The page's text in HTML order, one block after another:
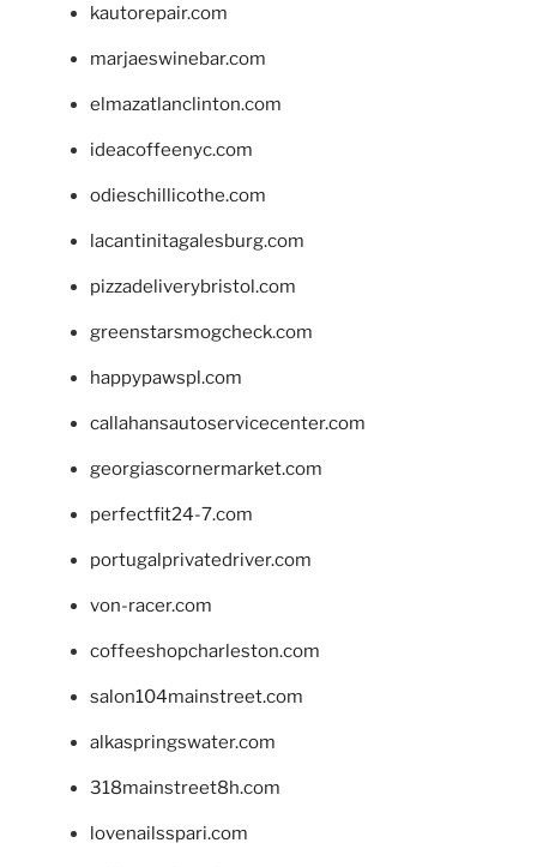
kautorepair.com
marjaeswinebar.com
elmazatlanclinton.com
ideacoffeenyc.com
odieschillicothe.com
lacantinitagalesburg.com
pizzadeliverybristol.com
greenstarsmogcheck.com
happypawspl.com
callahansautoservicecenter.com
georgiascornermarket.com
perfectfit24-7.com
portugalprivatedriver.com
von-racer.com
coffeeshopcharleston.com
salon104mainstreet.com
alkaspringswater.com
318mainstreet8h.com
lovenailsspari.com